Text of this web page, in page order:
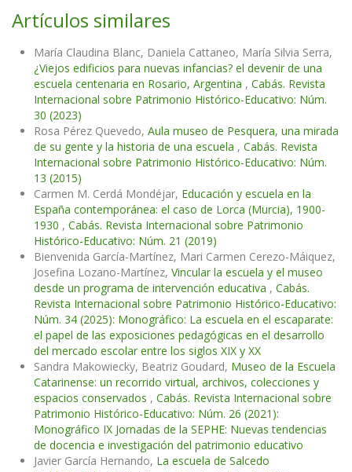
Artículos similares
María Claudina Blanc, Daniela Cattaneo, María Silvia Serra,
¿Viejos edificios para nuevas infancias? el devenir de una
escuela centenaria en Rosario, Argentina , Cabás. Revista
Internacional sobre Patrimonio Histórico-Educativo: Núm.
30 (2023)
Rosa Pérez Quevedo, Aula museo de Pesquera, una mirada
de su gente y la historia de una escuela , Cabás. Revista
Internacional sobre Patrimonio Histórico-Educativo: Núm.
13 (2015)
Carmen M. Cerdá Mondéjar, Educación y escuela en la
España contemporánea: el caso de Lorca (Murcia), 1900-
1930 , Cabás. Revista Internacional sobre Patrimonio
Histórico-Educativo: Núm. 21 (2019)
Bienvenida García-Martínez, Mari Carmen Cerezo-Máiquez,
Josefina Lozano-Martínez, Vincular la escuela y el museo
desde un programa de intervención educativa , Cabás.
Revista Internacional sobre Patrimonio Histórico-Educativo:
Núm. 34 (2025): Monográfico: La escuela en el escaparate:
el papel de las exposiciones pedagógicas en el desarrollo
del mercado escolar entre los siglos XIX y XX
Sandra Makowiecky, Beatriz Goudard, Museo de la Escuela
Catarinense: un recorrido virtual, archivos, colecciones y
espacios conservados , Cabás. Revista Internacional sobre
Patrimonio Histórico-Educativo: Núm. 26 (2021):
Monográfico IX Jornadas de la SEPHE: Nuevas tendencias
de docencia e investigación del patrimonio educativo
Javier García Hernando, La escuela de Salcedo